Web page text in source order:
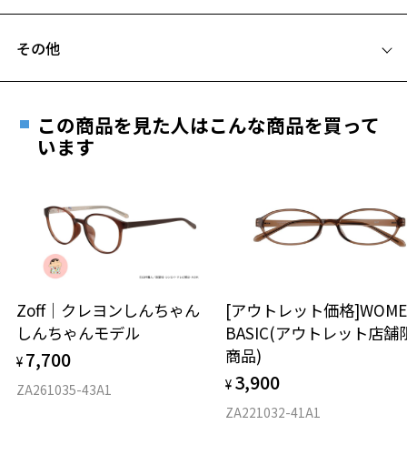
お気に入り
お持ちのZoffメガネサイズを確認するには？
仕上がり寸法
D 仕上がりの横幅：約135mm
フレームとレンズの合計料金を知りたい方へ
安心1 フレーム１年間品質保証
きます。
※保証期間内に交換が行われた場合、保証期間は初期の期間から
延長されません。
安心2 視力測定無料
視力の変化を早めに発見するために、定期的な視
力測定をおすすめいたします。
安心3 かかり具合調整無料
その他
この商品を見た人はこんな商品を買って
います
Zoff｜クレヨンしんちゃん
しんちゃんモデル
¥ 7,700
ZA261035-43A1
[アウトレット価格
BASIC(アウトレット店舗
商品)
¥ 3,900
ZA221032-41A1